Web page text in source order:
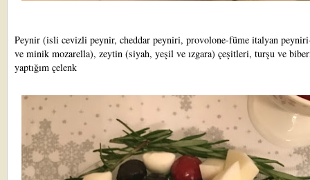
Peynir (isli cevizli peynir, cheddar peyniri, provolone-füme italyan
ve minik mozarella), zeytin (siyah, yeşil ve ızgara) çeşitleri, turşu ve
yaptığım çelenk